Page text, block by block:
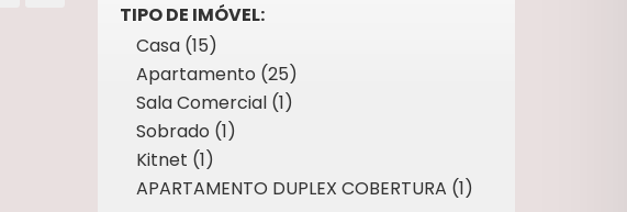
TIPO DE IMÓVEL:
Casa (15)
Apartamento (25)
Sala Comercial (1)
Sobrado (1)
Kitnet (1)
APARTAMENTO DUPLEX COBERTURA (1)